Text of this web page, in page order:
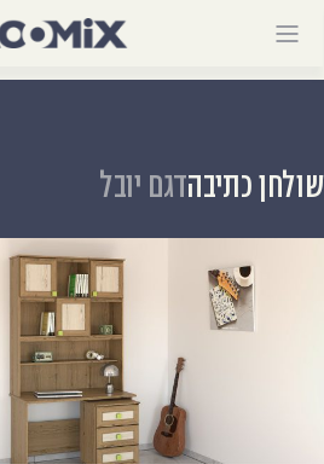
שולחן כתיבהדגם יובל